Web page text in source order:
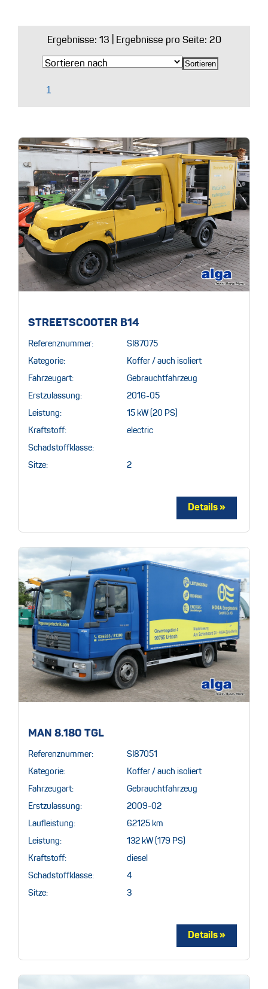
Ergebnisse: 13 | Ergebnisse pro Seite: 20
STREETSCOOTER B14
Referenznummer: SI87075
Kategorie: Koffer / auch isoliert
Fahrzeugart: Gebrauchtfahrzeug
Erstzulassung: 2016-05
Leistung: 15 kW (20 PS)
Kraftstoff: electric
Schadstoffklasse:
Sitze: 2
MAN 8.180 TGL
Referenznummer: SI87051
Kategorie: Koffer / auch isoliert
Fahrzeugart: Gebrauchtfahrzeug
Erstzulassung: 2009-02
Laufleistung: 62125 km
Leistung: 132 kW (179 PS)
Kraftstoff: diesel
Schadstoffklasse: 4
Sitze: 3